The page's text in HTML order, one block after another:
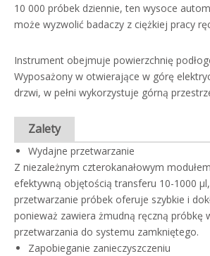
10 000 próbek dziennie, ten wysoce
może wyzwolić badaczy z ciężkiej pracy
Instrument obejmuje powierzchnię
Wyposażony w otwierające w górę
drzwi, w pełni wykorzystuje górną
Zalety
Wydajne przetwarzanie
Z niezależnym czterokanałowym
efektywną objętością transferu 10-1000
przetwarzanie próbek oferuje szybkie i
ponieważ zawiera żmudną ręczną próbkę
przetwarzania do systemu zamkniętego.
Zapobieganie zanieczyszczeniu